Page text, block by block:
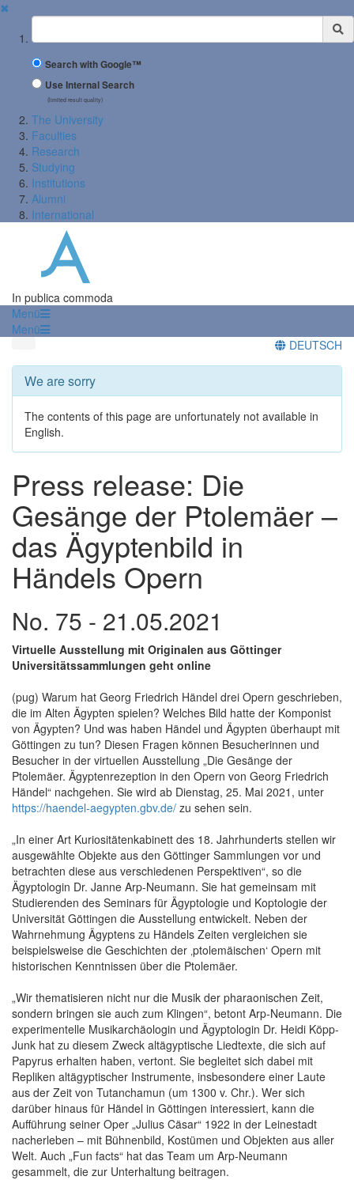
✖
Suchbegriff
Search with Google™
Use Internal Search
(limited result quality)
The University
Faculties
Research
Studying
Institutions
Alumni
International
In publica commoda
Menü
Menü
DEUTSCH
We are sorry
The contents of this page are unfortunately not available in
English.
Press release: Die
Gesänge der Ptolemäer –
das Ägyptenbild in
Händels Opern
No. 75 - 21.05.2021
Virtuelle Ausstellung mit Originalen aus Göttinger
Universitätssammlungen geht online
(pug) Warum hat Georg Friedrich Händel drei Opern geschrieben,
die im Alten Ägypten spielen? Welches Bild hatte der Komponist
von Ägypten? Und was haben Händel und Ägypten überhaupt mit
Göttingen zu tun? Diesen Fragen können Besucherinnen und
Besucher in der virtuellen Ausstellung „Die Gesänge der
Ptolemäer. Ägyptenrezeption in den Opern von Georg Friedrich
Händel“ nachgehen. Sie wird ab Dienstag, 25. Mai 2021, unter
https://haendel-aegypten.gbv.de/ zu sehen sein.
„In einer Art Kuriositätenkabinett des 18. Jahrhunderts stellen wir
ausgewählte Objekte aus den Göttinger Sammlungen vor und
betrachten diese aus verschiedenen Perspektiven“, so die
Ägyptologin Dr. Janne Arp-Neumann. Sie hat gemeinsam mit
Studierenden des Seminars für Ägyptologie und Koptologie der
Universität Göttingen die Ausstellung entwickelt. Neben der
Wahrnehmung Ägyptens zu Händels Zeiten vergleichen sie
beispielsweise die Geschichten der ‚ptolemäischen‘ Opern mit
historischen Kenntnissen über die Ptolemäer.
„Wir thematisieren nicht nur die Musik der pharaonischen Zeit,
sondern bringen sie auch zum Klingen“, betont Arp-Neumann. Die
experimentelle Musikarchäologin und Ägyptologin Dr. Heidi Köpp-
Junk hat zu diesem Zweck altägyptische Liedtexte, die sich auf
Papyrus erhalten haben, vertont. Sie begleitet sich dabei mit
Repliken altägyptischer Instrumente, insbesondere einer Laute
aus der Zeit von Tutanchamun (um 1300 v. Chr.). Wer sich
darüber hinaus für Händel in Göttingen interessiert, kann die
Aufführung seiner Oper „Julius Cäsar“ 1922 in der Leinestadt
nacherleben – mit Bühnenbild, Kostümen und Objekten aus aller
Welt. Auch „Fun facts“ hat das Team um Arp-Neumann
gesammelt, die zur Unterhaltung beitragen.